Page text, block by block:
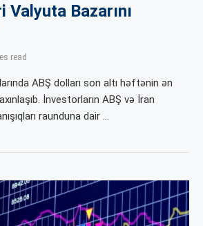
Valyuta Bazarını
read
ABŞ dolları son altı həftənin ən
İnvestorların ABŞ və İran
raunduna dair …